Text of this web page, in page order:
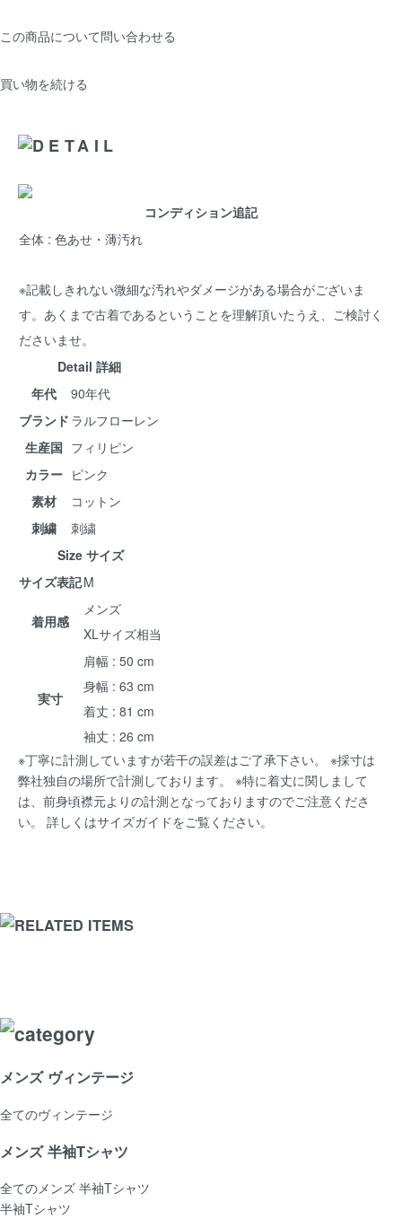
この商品について問い合わせる
買い物を続ける
コンディション追記
全体 : 色あせ・薄汚れ
※記載しきれない微細な汚れやダメージがある場合がございま
す。あくまで古着であるということを理解頂いたうえ、ご検討く
ださいませ。
Detail 詳細
年代
90年代
ブランド ラルフローレン
生産国 フィリピン
カラー ピンク
素材
コットン
刺繍
刺繍
Size サイズ
サイズ表記M
着用感
メンズ
XLサイズ相当
実寸
肩幅 : 50 cm
身幅 : 63 cm
着丈 : 81 cm
袖丈 : 26 cm
※丁寧に計測していますが若干の誤差はご了承下さい。 ※採寸は
弊社独自の場所で計測しております。 ※特に着丈に関しまして
は、前身頃襟元よりの計測となっておりますのでご注意くださ
い。 詳しくはサイズガイドをご覧ください。
メンズ ヴィンテージ
全てのヴィンテージ
メンズ 半袖Tシャツ
全てのメンズ 半袖Tシャツ
半袖Tシャツ